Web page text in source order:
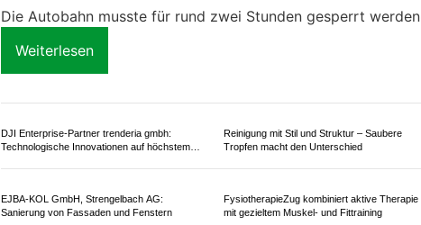
Sanierungsarbeiten und Rückbauten mit Weiss
Immobilien & Dienstleistungen GmbH
Massage am Furtbach: Ihre Ruheoase im